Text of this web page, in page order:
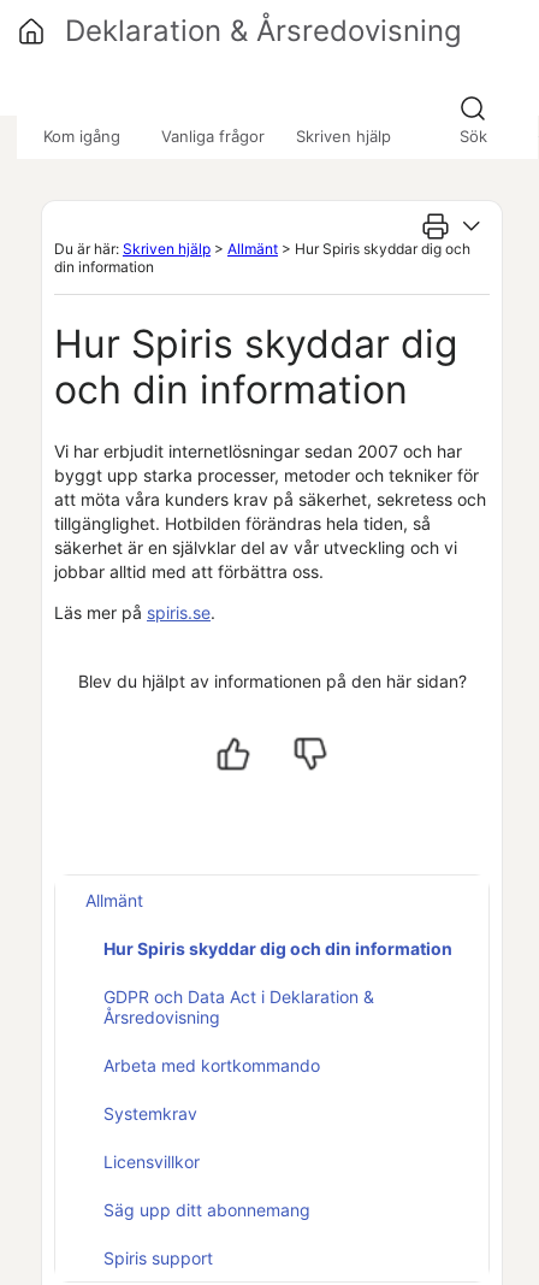
Hoppa över till huvudinnehåll
Kom igång Vanliga frågor Skriven hjälp Sök
Deklaration & Årsredovisning
Du är här: Skriven hjälp > Allmänt > Hur Spiris skyddar dig och
din information
Hur Spiris skyddar dig
och din information
Vi har erbjudit internetlösningar sedan 2007 och har
byggt upp starka processer, metoder och tekniker för
att möta våra kunders krav på säkerhet, sekretess och
tillgänglighet. Hotbilden förändras hela tiden, så
säkerhet är en självklar del av vår utveckling och vi
jobbar alltid med att förbättra oss.
Läs mer på spiris.se.
Blev du hjälpt av informationen på den här sidan?
Allmänt
Hur Spiris skyddar dig och din information
GDPR och Data Act i Deklaration &
Årsredovisning
Arbeta med kortkommando
Systemkrav
Licensvillkor
Säg upp ditt abonnemang
Spiris support